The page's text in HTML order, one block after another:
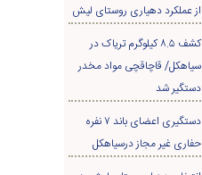
از عملکرد دهیاری روستای لیش
کشف ۸.۵ کیلوگرم تریاک در
سیاهکل/ قاچاقچی مواد مخدر
دستگیر شد
دستگیری اعضای باند ۷ نفره
حفاری غير مجاز درسیاهکل